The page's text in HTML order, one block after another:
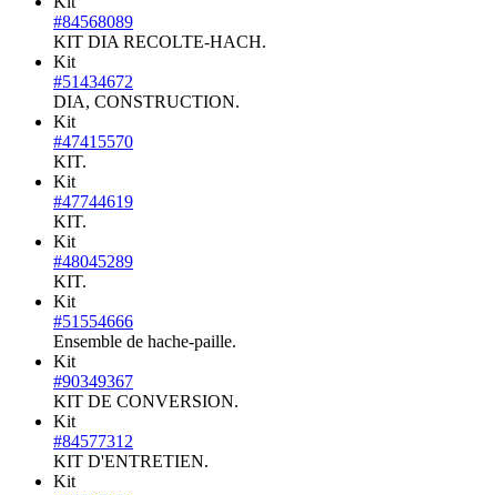
#84568089
KIT DIA RECOLTE-HACH.
Kit
#51434672
DIA, CONSTRUCTION.
Kit
#47415570
KIT.
Kit
#47744619
KIT.
Kit
#48045289
KIT.
Kit
#51554666
Ensemble de hache-paille.
Kit
#90349367
KIT DE CONVERSION.
Kit
#84577312
KIT D'ENTRETIEN.
Kit